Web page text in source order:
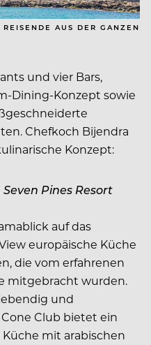
AUS DER GANZEN
und vier Bars,
Dining-Konzept sowie
Chefkoch Bijendra
Konzept:
Pines Resort
auf das
europäische Küche
die vom erfahrenen
mitgebracht wurden.
und
Club bietet ein
mit arabischen